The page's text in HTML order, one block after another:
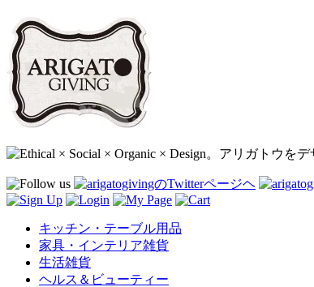
キッチン・テーブル用品
家具・インテリア雑貨
生活雑貨
ヘルス＆ビューティー